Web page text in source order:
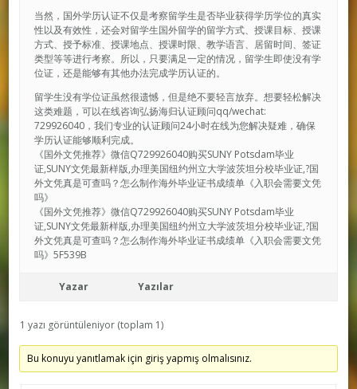
当然，国外学历认证不仅是考察留学生是否毕业获得学历学位的真实
性以及有效性，还会对留学生国外留学的留学方式、授课目标、授课
方式、授予标准、授课地点、授课时限、教学语言、居留时间、签证
类型等等进行考察。所以，只要满足一定的情况，留学生即使没有学
位证，还是能够有其他办法完成学历认证的。
留学生没有学位证虽然很遗憾，但是绝不要轻言放弃。想要轻松解决
这类难题，可以在线咨询弘扬海归认证顾问qq/wechat:
729926040，我们专业的认证顾问24小时在线为您解决疑难，确保
学历认证能够顺利完成。
《国外文凭推荐》微信Q729926040购买SUNY Potsdam毕业
证,SUNY文凭最新样版,办理美国纽约州立大学波茨坦分校毕业证,?国
外文凭真是可查吗？怎么制作海外毕业证书成绩单《入职会需要文凭
吗》
《国外文凭推荐》微信Q729926040购买SUNY Potsdam毕业
证,SUNY文凭最新样版,办理美国纽约州立大学波茨坦分校毕业证,?国
外文凭真是可查吗？怎么制作海外毕业证书成绩单《入职会需要文凭
吗》5F539B
Yazar Yazılar
1 yazı görüntüleniyor (toplam 1)
Bu konuyu yanıtlamak için giriş yapmış olmalısınız.